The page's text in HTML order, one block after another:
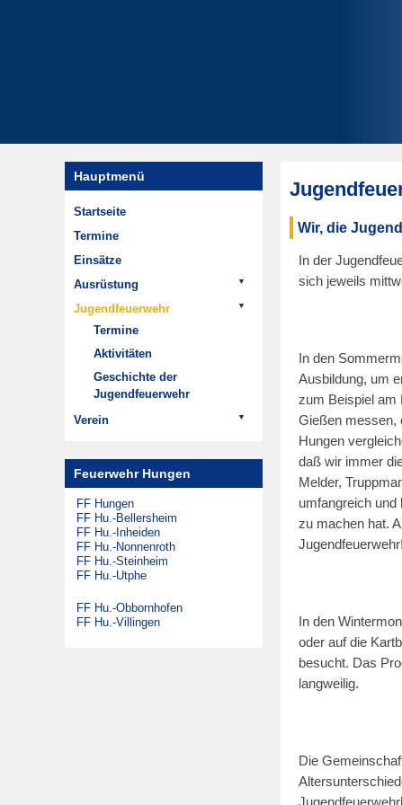
E
r
m
O
Wir, die
In der
sich jeweils
In den
Ausbildung, um
zum Beispiel am
Gießen messen,
Hungen
daß wir immer
Melder,
umfangreich und
zu machen hat.
Jugendfeuerwehr!
In den
oder auf die
besucht. Das
langweilig.
Die
Hauptmenü
Startseite
Termine
Einsätze
Ausrüstung
Fahrzeuge
ELW 1
LF 20
HTLF 16
LF 8/6
SW 2000 Tr
MTW
KdoW
Gabelstapler
Ehemalige Fahrzeuge
DLK 23/12
LF 16/12
Jugendfeuerwehr
Termine
Aktivitäten
Geschichte der
Jugendfeuerwehr
Verein
Rückblick
Satzung
Beitrittserklärung
Feuerwehr Hungen
FF Hungen
FF Hu.-Bellersheim
FF Hu.-Inheiden
FF Hu.-Nonnenroth
FF Hu.-Steinheim
FF Hu.-Utphe
FF Hu.-Obbornhofen
FF Hu.-Villingen